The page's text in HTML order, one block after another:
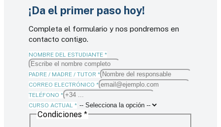
Completa el formulario y nos pondremos en
contacto contigo.
NOMBRE DEL ESTUDIANTE *
PADRE / MADRE / TUTOR *
CORREO ELECTRÓNICO *
TELÉFONO *
CURSO ACTUAL *
/
Condiciones *